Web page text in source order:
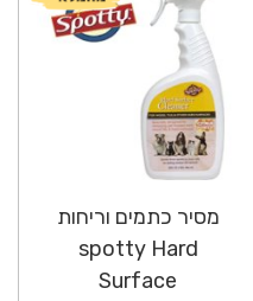
מסיר כתמים וריחות
spotty Hard
Surface